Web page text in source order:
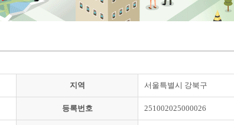
지역 서울특별시 강북구
등록번호 251002025000026